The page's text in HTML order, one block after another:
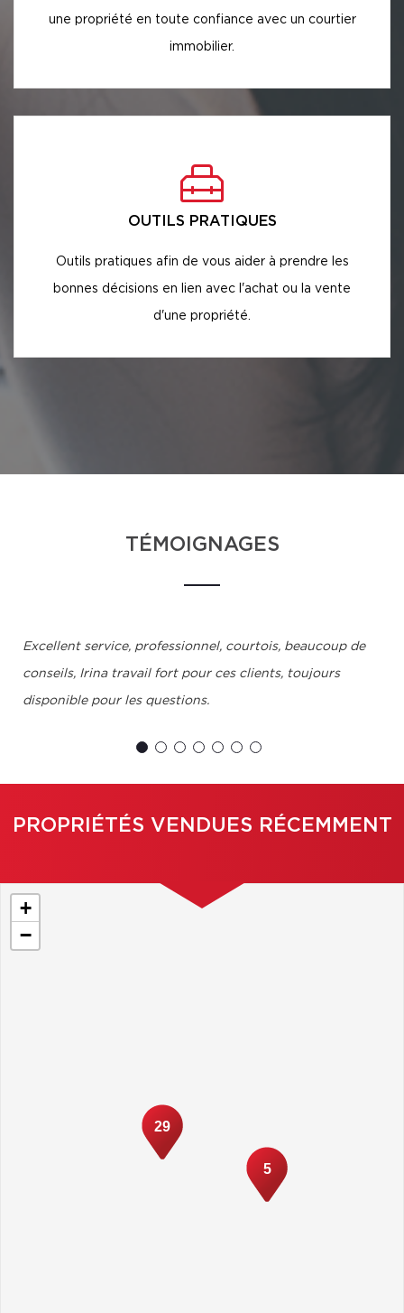
une propriété en toute confiance avec un courtier
immobilier.
OUTILS PRATIQUES
Outils pratiques afin de vous aider à prendre les
bonnes décisions en lien avec l'achat ou la vente
d'une propriété.
TÉMOIGNAGES
Excellent service, professionnel, courtois, beaucoup de
conseils, Irina travail fort pour ces clients, toujours
disponible pour les questions.
PROPRIÉTÉS VENDUES RÉCEMMENT
5
29
+
−